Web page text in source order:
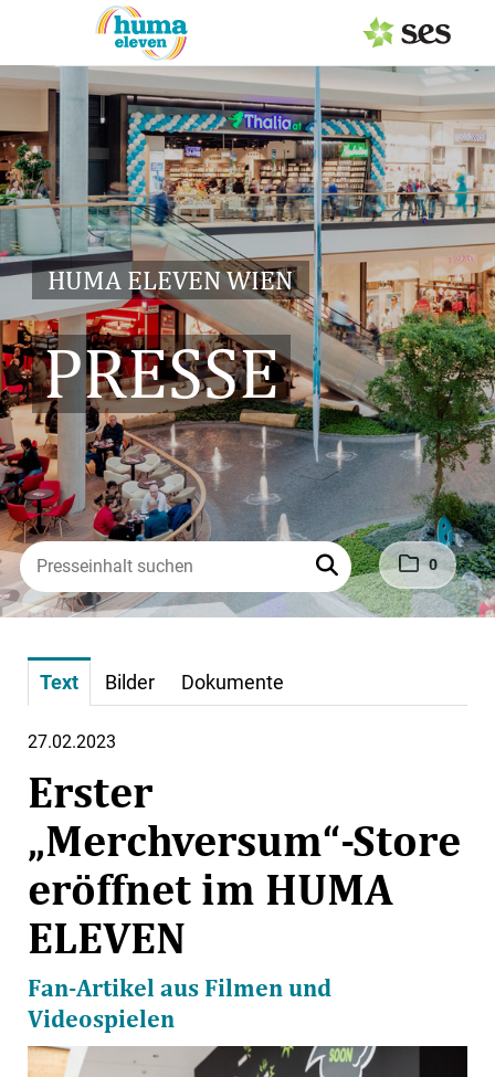
0
HUMA ELEVEN WIEN
PRESSE
PRESSEAUSSENDUNGEN
Center & Marken
Services
Events
MEDIAGALERIE
PRESSEKONTAKT
Text Bilder Dokumente
27.02.2023
Erster
„Merchversum“-Store
eröffnet im HUMA
ELEVEN
Fan-Artikel aus Filmen und
Videospielen